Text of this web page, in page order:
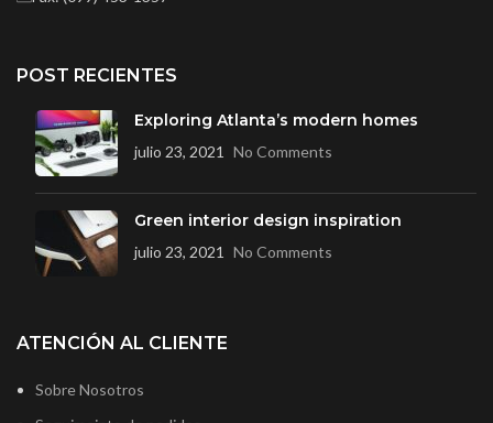
POST RECIENTES
Exploring Atlanta’s modern homes
julio 23, 2021 No Comments
Green interior design inspiration
julio 23, 2021 No Comments
ATENCIÓN AL CLIENTE
Sobre Nosotros